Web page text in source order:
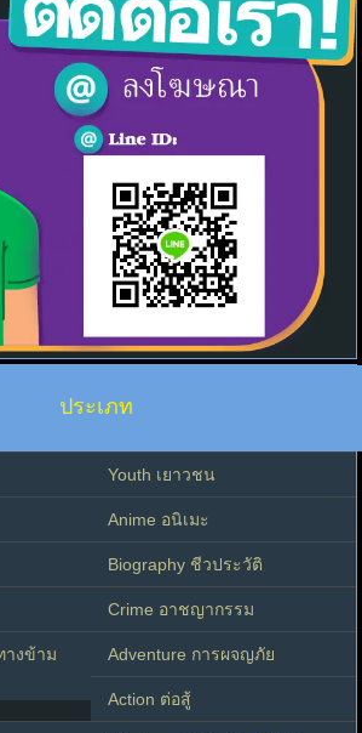
ประเภท
Youth เยาวชน
Anime อนิเมะ
Biography ชีวประวัติ
Crime อาชญากรรม
างข้าม
Adventure การผจญภัย
Action ต่อสู้